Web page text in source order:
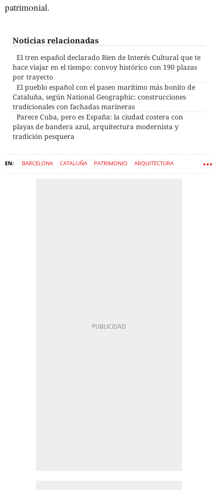
patrimonial.
Noticias relacionadas
El tren español declarado Bien de Interés Cultural que te
hace viajar en el tiempo: convoy histórico con 190 plazas
por trayecto
El pueblo español con el paseo marítimo más bonito de
Cataluña, según National Geographic: construcciones
tradicionales con fachadas marineras
Parece Cuba, pero es España: la ciudad costera con
playas de bandera azul, arquitectura modernista y
tradición pesquera
BARCELONA CATALUÑA PATRIMONIO ARQUITECTURA